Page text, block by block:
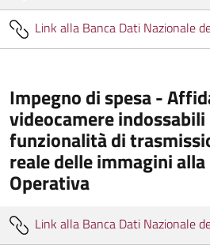
Link alla Banca Dati Nazionale
Impegno di spesa -
videocamere
funzionalità di
reale delle immagini
Operativa
Link alla Banca Dati Nazionale